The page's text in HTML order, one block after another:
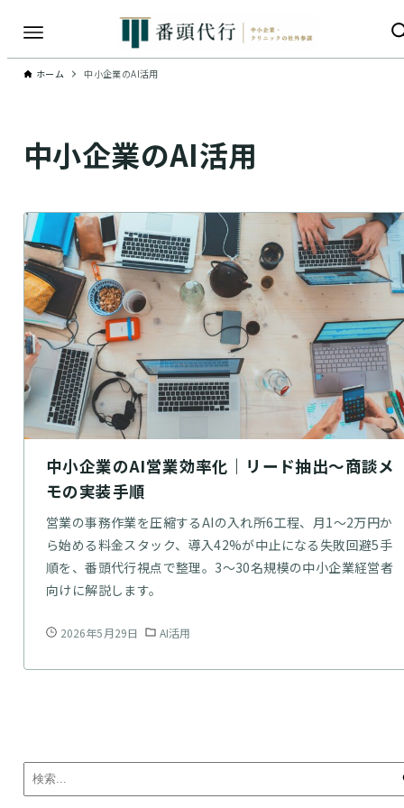
ホーム 中小企業のAI活用
中小企業のAI活用
中小企業のAI営業効率化｜リード抽出〜商談メ
モの実装手順
営業の事務作業を圧縮するAIの入れ所6工程、月1〜2万円か
ら始める料金スタック、導入42%が中止になる失敗回避5手
順を、番頭代行視点で整理。3〜30名規模の中小企業経営者
向けに解説します。
2026年5月29日 AI活用